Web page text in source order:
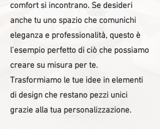
comfort si incontrano. Se desideri
anche tu uno spazio che comunichi
eleganza e professionalità, questo è
l’esempio perfetto di ciò che possiamo
creare su misura per te.
Trasformiamo le tue idee in elementi
di design che restano pezzi unici
grazie alla tua personalizzazione.